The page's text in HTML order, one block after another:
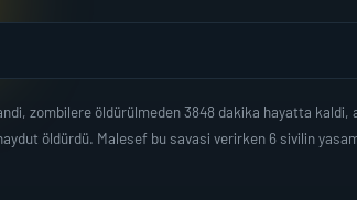
zombilere öldürülmeden 3848 dakika hayatta kaldi,
öldürdü. Malesef bu savasi verirken 6 sivilin